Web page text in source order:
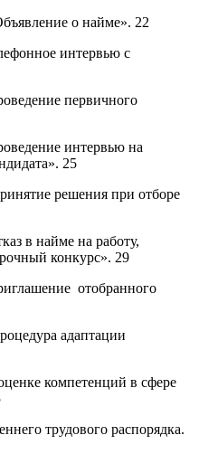
о найме». 22
интервью с
первичного
интервью на
25
решения при отборе
в найме на работу,
конкурс». 29
отобранного
адаптации
компетенций в сфере
трудового распорядка.